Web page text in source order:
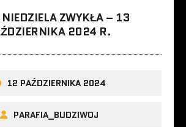
ZWYKŁA – 13
2024 R.
12 PAŹDZIERNIKA 2024
PARAFIA_BUDZIWOJ